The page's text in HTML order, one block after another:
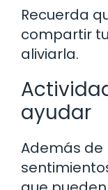
Recuerda
compartir
aliviarla.
ayudar
Además de